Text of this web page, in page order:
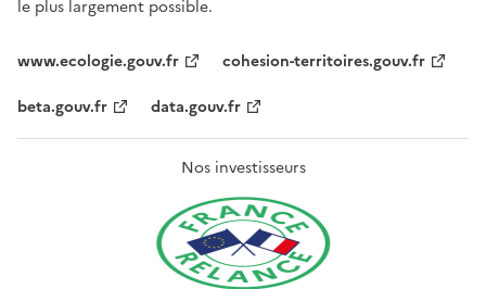
le plus largement possible.
www.ecologie.gouv.fr
cohesion-territoires.gouv.fr
beta.gouv.fr
data.gouv.fr
Nos investisseurs